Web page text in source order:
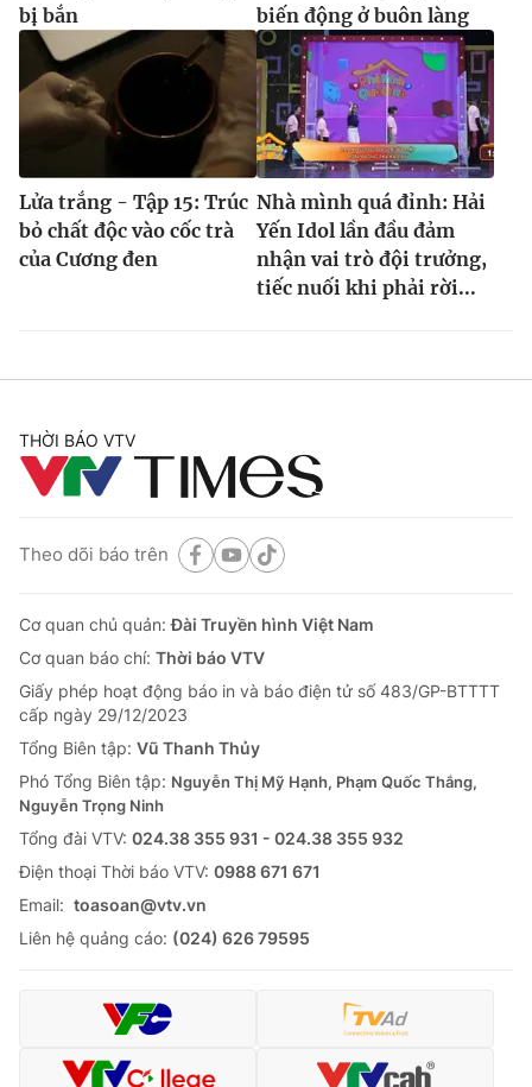
bị bắn
biến động ở buôn làng
Lửa trắng - Tập 15: Trúc
bỏ chất độc vào cốc trà
của Cương đen
Nhà mình quá đỉnh: Hải
Yến Idol lần đầu đảm
nhận vai trò đội trưởng,
tiếc nuối khi phải rời...
THỜI BÁO VTV
Theo dõi báo trên
Cơ quan chủ quản:Đài Truyền hình Việt Nam
Cơ quan báo chí: Thời báo VTV
Giấy phép hoạt động báo in và báo điện tử số 483/GP-BTTTT
cấp ngày 29/12/2023
Tổng Biên tập: Vũ Thanh Thủy
Phó Tổng Biên tập: Nguyễn Thị Mỹ Hạnh, Phạm Quốc Thắng,
Nguyễn Trọng Ninh
Tổng đài VTV: 024.38 355 931 - 024.38 355 932
Ðiện thoại Thời báo VTV: 0988 671 671
Email: toasoan@vtv.vn
Liên hệ quảng cáo: (024) 626 79595